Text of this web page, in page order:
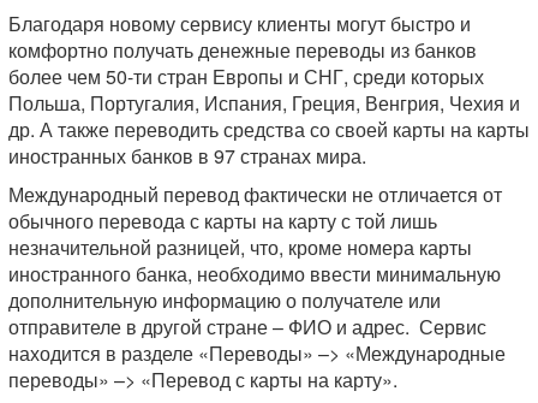
Благодаря новому сервису клиенты могут быстро и
комфортно получать денежные переводы из банков
более чем 50-ти стран Европы и СНГ, среди которых
Польша, Португалия, Испания, Греция, Венгрия, Чехия и
др. А также переводить средства со своей карты на карты
иностранных банков в 97 странах мира.
Международный перевод фактически не отличается от
обычного перевода с карты на карту с той лишь
незначительной разницей, что, кроме номера карты
иностранного банка, необходимо ввести минимальную
дополнительную информацию о получателе или
отправителе в другой стране – ФИО и адрес. Сервис
находится в разделе «Переводы» –> «Международные
переводы» –> «Перевод с карты на карту».